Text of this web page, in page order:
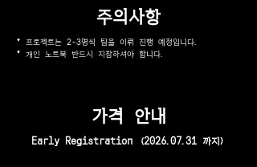
주의사항
* 프로젝트는 2-3명씩 팀을 이뤄 진행 예정입니다.
* 개인 노트북 반드시 지참하셔야 합니다.
​가격 안내
Early Registration (2026.07.31 까지)